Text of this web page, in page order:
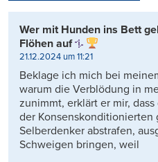
Wer mit Hunden ins Bett
Flöhen auf
21.12.2024 um 11:21
Beklage ich mich bei
warum die Verblödung in
zunimmt, erklärt er mir,
der
Selberdenker abstrafen,
Schweigen bringen, weil